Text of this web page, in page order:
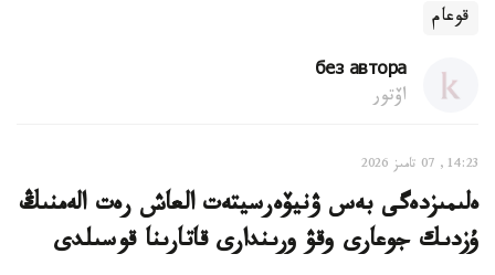
قوعام
без автора
اۆتور
14:23, 07 تامىز 2026
ەلىمىزدەگى بەس ۋنيۆەرسيتەت العاش رەت الەمنىڭ
ۇزدىك جوعارى وقۋ ورىندارى قاتارىنا قوسىلدى